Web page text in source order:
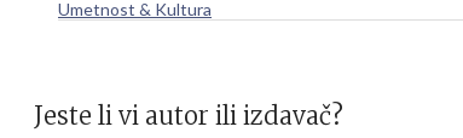
Umetnost & Kultura
Jeste li vi autor ili izdavač?